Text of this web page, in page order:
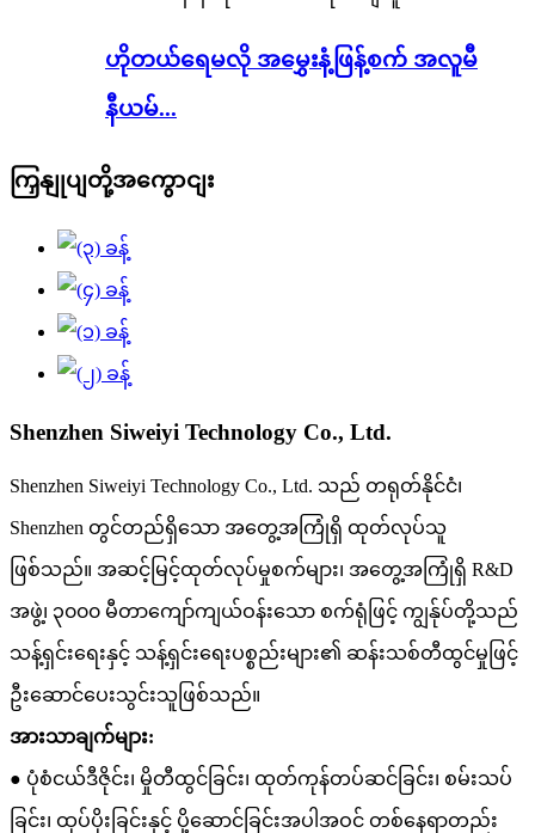
ဟိုတယ်ရေမလို အမွှေးနံ့ဖြန့်စက် အလူမီ
နီယမ်...
ကြှနျုပျတို့အကွောငျး
Shenzhen Siweiyi Technology Co., Ltd.
Shenzhen Siweiyi Technology Co., Ltd. သည် တရုတ်နိုင်ငံ၊
Shenzhen တွင်တည်ရှိသော အတွေ့အကြုံရှိ ထုတ်လုပ်သူ
ဖြစ်သည်။ အဆင့်မြင့်ထုတ်လုပ်မှုစက်များ၊ အတွေ့အကြုံရှိ R&D
အဖွဲ့၊ ၃၀၀၀ မီတာကျော်ကျယ်ဝန်းသော စက်ရုံဖြင့် ကျွန်ုပ်တို့သည်
သန့်ရှင်းရေးနှင့် သန့်ရှင်းရေးပစ္စည်းများ၏ ဆန်းသစ်တီထွင်မှုဖြင့်
ဦးဆောင်ပေးသွင်းသူဖြစ်သည်။
အားသာချက်များ:
● ပုံစံငယ်ဒီဇိုင်း၊ မှိုတီထွင်ခြင်း၊ ထုတ်ကုန်တပ်ဆင်ခြင်း၊ စမ်းသပ်
ခြင်း၊ ထုပ်ပိုးခြင်းနှင့် ပို့ဆောင်ခြင်းအပါအဝင် တစ်နေရာတည်း